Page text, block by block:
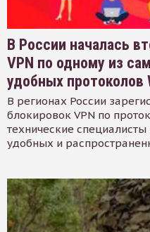
В России началась
VPN по одному из
удобных протоколов
В регионах России
блокировок VPN по
технические
удобных и